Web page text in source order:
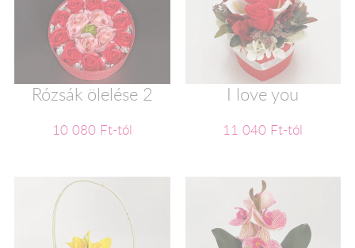
Rózsák ölelése 2
10 080 Ft-tól
I love you
11 040 Ft-tól